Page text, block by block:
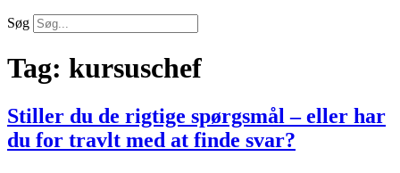
Søg
Tag: kursuschef
Stiller du de rigtige spørgsmål – eller har
du for travlt med at finde svar?